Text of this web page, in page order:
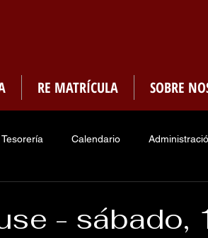
RE MATRÍCULA SOBRE
Tesorería Calendario
- sábado,